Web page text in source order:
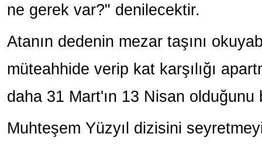
ne gerek var?" denilecektir.
Atanın dedenin mezar taşını
müteahhide verip kat karşılığı
daha 31 Mart'ın 13 Nisan
Muhteşem Yüzyıl dizisini